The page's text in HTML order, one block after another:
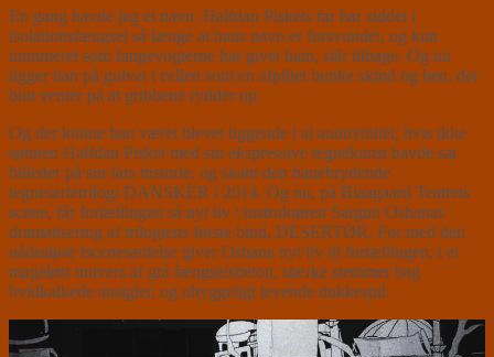
En gang havde jeg et navn. Halfdan Piskets far har siddet i
isolationsfængsel så længe at hans navn er forsvundet, og kun
nummeret som fangevogterne har givet ham, står tilbage. Og nu
ligger han på gulvet i cellen som en afpillet bunke skind og ben, der
blot venter på at gribbene rydder op.
Og der kunne han været blevet liggende i al anonymitet, hvis ikke
sønnen Halfdan Pisket med sin ekspressive tegnekunst havde sat
billeder på sin fars historie, og skabt den banebrydende
tegneserietrilogi DANSKER i 2014. Og nu, på Blaagaard Teatrets
scene, får fortællingen så nyt liv i instruktøren Sargun Oshanas
dramatisering af trilogiens første bind, DESERTØR. For med den
nådesløse iscenesættelse giver Oshana nyt liv til fortællingen, i et
mageløst univers af grå fængselsbeton, stærke stemmer bag
hvidkalkede ansigter, og uhyggeligt levende dukkespil.